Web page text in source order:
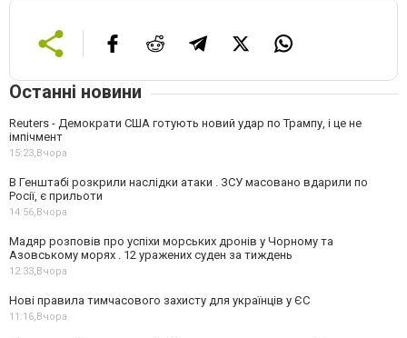
Останні новини
Reuters - Демократи США готують новий удар по Трампу, і це не
імпічмент
15:23, Вчора
В Генштабі розкрили наслідки атаки . ЗСУ масовано вдарили по
Росії, є прильоти
14:56, Вчора
Мадяр розповів про успіхи морських дронів у Чорному та
Азовському морях . 12 уражених суден за тиждень
12:33, Вчора
Нові правила тимчасового захисту для українців у ЄС
11:16, Вчора